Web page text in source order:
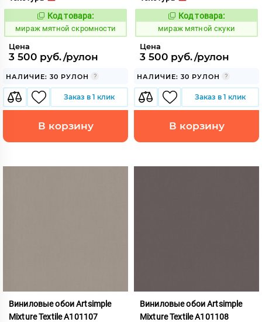
992218
Код товара:
мираж мятной скромности
Цена
3 500 руб./рулон
НАЛИЧИЕ: 30 РУЛОН
Заказ в 1 клик
В корзину
992219
Код товара:
мираж мятной скуки
Цена
3 500 руб./рулон
НАЛИЧИЕ: 30 РУЛОН
Заказ в 1 клик
В корзину
Виниловые обои Artsimple
Mixture Textile A101107
Виниловые обои Artsimple
Mixture Textile A101108